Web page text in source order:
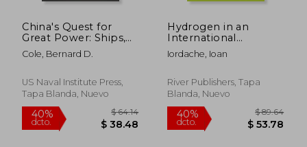
China's Quest for
Great Power: Ships,
Oil, and Foreign
Policy (en Inglés)
Cole, Bernard D.
US Naval Institute Press,
Tapa Blanda, Nuevo
Hydrogen in an
International
Context:
Vulnerabilities of
Emerging Markets
(en Inglés)
Iordache, Ioan
River Publishers, Tapa
Blanda, Nuevo